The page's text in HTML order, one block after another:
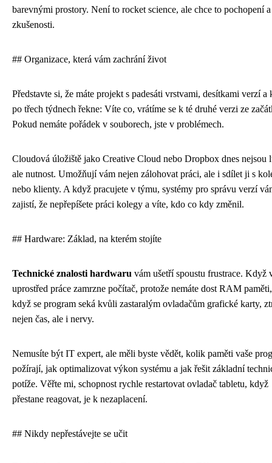
barevnými prostory. Není to rocket science, ale chce to pochopení a
zkušenosti.
## Organizace, která vám zachrání život
Představte si, že máte projekt s padesáti vrstvami, desítkami verzí a
po třech týdnech řekne: Víte co, vrátíme se k té druhé verzi ze
Pokud nemáte pořádek v souborech, jste v problémech.
Cloudová úložiště jako Creative Cloud nebo Dropbox dnes nejsou
ale nutnost. Umožňují vám nejen zálohovat práci, ale i sdílet ji s
nebo klienty. A když pracujete v týmu, systémy pro správu verzí
zajistí, že nepřepíšete práci kolegy a víte, kdo co kdy změnil.
## Hardware: Základ, na kterém stojíte
Technické znalosti hardwaru vám ušetří spoustu frustrace. Když
uprostřed práce zamrzne počítač, protože nemáte dost RAM
když se program seká kvůli zastaralým ovladačům grafické karty,
nejen čas, ale i nervy.
Nemusíte být IT expert, ale měli byste vědět, kolik paměti vaše
požírají, jak optimalizovat výkon systému a jak řešit základní
potíže. Věřte mi, schopnost rychle restartovat ovladač tabletu, když
přestane reagovat, je k nezaplacení.
## Nikdy nepřestávejte se učit